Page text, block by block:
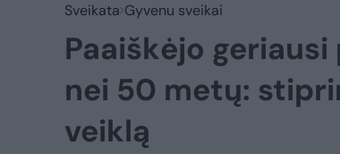
Sveikata Gyvenu sveikai
Paaiškėjo
nei 50 metų:
veiklą